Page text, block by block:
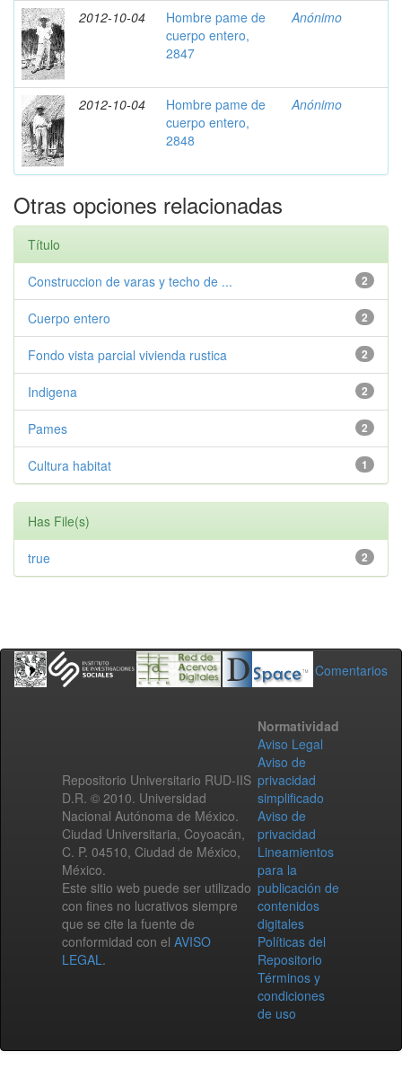
2012-10-04
Hombre pame de
cuerpo entero,
2847
Anónimo
2012-10-04
Hombre pame de
cuerpo entero,
2848
Anónimo
Otras opciones relacionadas
Título
2
Construccion de varas y techo de ...
2
Cuerpo entero
2
Fondo vista parcial vivienda rustica
2
Indigena
2
Pames
1
Cultura habitat
Has File(s)
2
true
Comentarios
Repositorio Universitario RUD-IIS
D.R. © 2010. Universidad
Nacional Autónoma de México.
Ciudad Universitaria, Coyoacán,
C. P. 04510, Ciudad de México,
México.
Este sitio web puede ser utilizado
con fines no lucrativos siempre
que se cite la fuente de
conformidad con el AVISO
LEGAL.
Normatividad
Aviso Legal
Aviso de
privacidad
simplificado
Aviso de
privacidad
Lineamientos
para la
publicación de
contenidos
digitales
Políticas del
Repositorio
Términos y
condiciones
de uso